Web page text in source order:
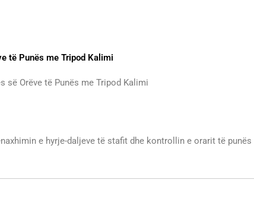
të Punës me Tripod Kalimi
Orëve të Punës me Tripod Kalimi
e hyrje-daljeve të stafit dhe kontrollin e orarit të